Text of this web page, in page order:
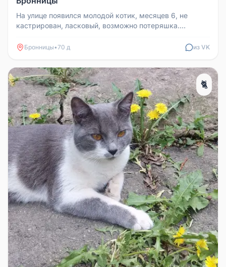
На улице появился молодой котик, месяцев 6, не
кастрирован, ласковый, возможно потеряшка.
Бронницы•70 д из VK
🐈